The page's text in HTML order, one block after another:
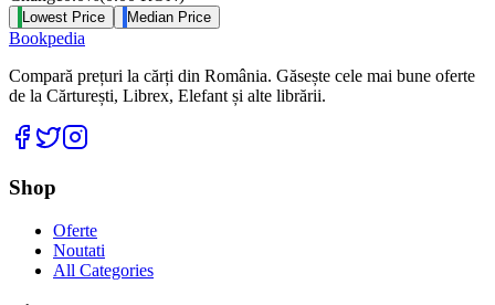
Lowest Price Median Price
Bookpedia
Compară prețuri la cărți din România. Găsește cele mai bune oferte
de la Cărturești, Librex, Elefant și alte librării.
Facebook
Twitter
Shop
Oferte
Noutati
All Categories